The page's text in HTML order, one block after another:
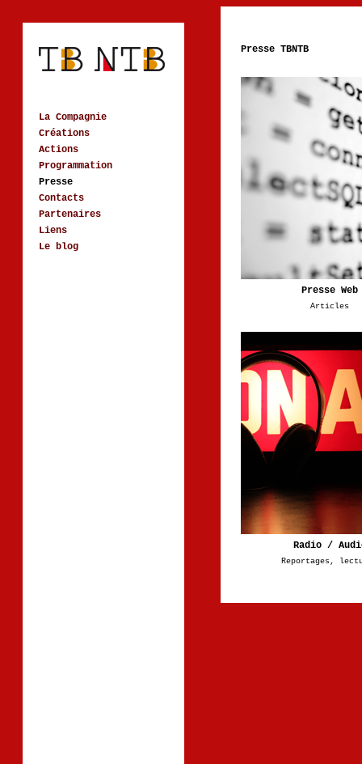
Presse TBNTB
Presse Web
Articles
Radio /
Reportages,
La Compagnie
Créations
Actions
Programmation
Presse
Contacts
Partenaires
Liens
Le blog